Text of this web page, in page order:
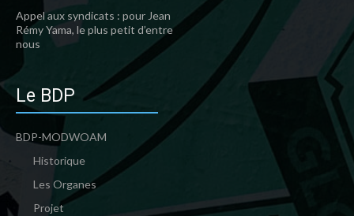
Appel aux syndicats : pour Jean
Rémy Yama, le plus petit d’entre
nous
Le BDP
BDP-MODWOAM
Historique
Les Organes
Projet